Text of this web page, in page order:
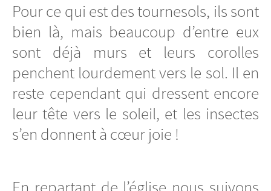
Pour ce qui est des tournesols, ils sont
bien là, mais beaucoup d’entre eux
sont déjà murs et leurs corolles
penchent lourdement vers le sol. Il en
reste cependant qui dressent encore
leur tête vers le soleil, et les insectes
s’en donnent à cœur joie !